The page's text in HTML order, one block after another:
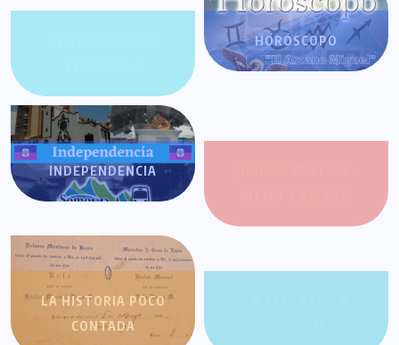
HORÓSCOPO
INDEPENDENCIA
LA HISTORIA POCO
CONTADA